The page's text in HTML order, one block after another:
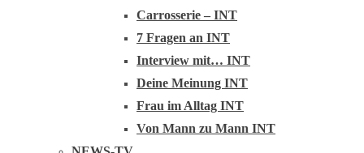
Carrosserie – INT
7 Fragen an INT
Interview mit… INT
Deine Meinung INT
Frau im Alltag INT
Von Mann zu Mann INT